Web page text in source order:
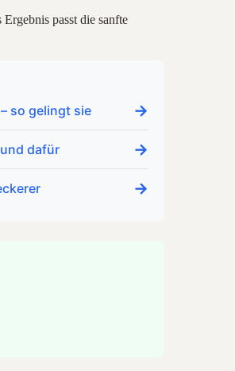
passt die sanfte
so gelingt sie →
dafür →
→